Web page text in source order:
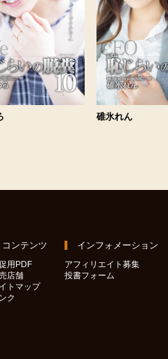
碓氷れん
コンテンツ
用PDF
店舗
トマップ
ク
インフォメーション
アフィリエイト募集
投書フォーム